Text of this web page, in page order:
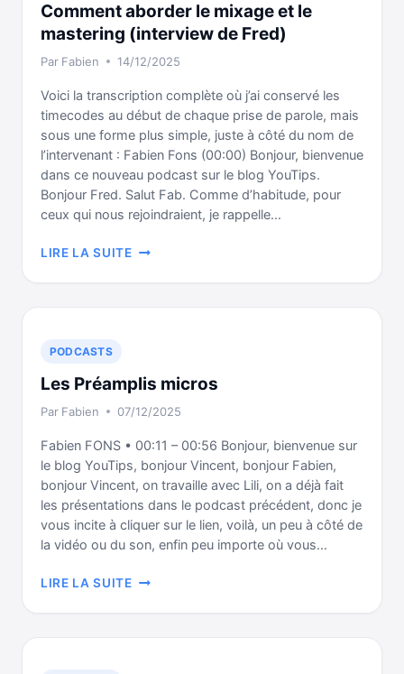
VOICI
LA
SOLUTION
(EN
ÉTAPES)
Comment aborder le mixage et le
mastering (interview de Fred)
Par Fabien 14/12/2025
Voici la transcription complète où j’ai conservé les
timecodes au début de chaque prise de parole, mais
sous une forme plus simple, juste à côté du nom de
l’intervenant : Fabien Fons (00:00) Bonjour, bienvenue
dans ce nouveau podcast sur le blog YouTips.
Bonjour Fred. Salut Fab. Comme d’habitude, pour
ceux qui nous rejoindraient, je rappelle…
LIRE LA SUITECOMMENT
LE
MIXAGE
(INTERVIEW
FRED)
PODCASTS
Les Préamplis micros
Par Fabien 07/12/2025
Fabien FONS • 00:11 – 00:56 Bonjour, bienvenue sur
le blog YouTips, bonjour Vincent, bonjour Fabien,
bonjour Vincent, on travaille avec Lili, on a déjà fait
les présentations dans le podcast précédent, donc je
vous incite à cliquer sur le lien, voilà, un peu à côté de
la vidéo ou du son, enfin peu importe où vous…
LIRE LA SUITELES
MICROS